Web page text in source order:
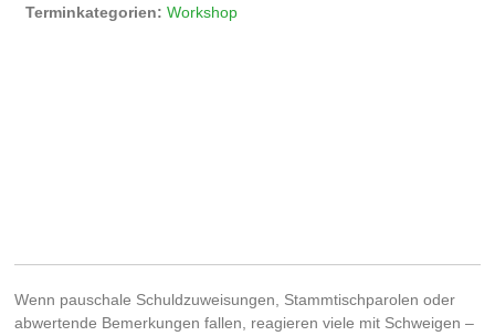
Terminkategorien: Workshop
Wenn pauschale Schuldzuweisungen, Stammtischparolen oder
abwertende Bemerkungen fallen, reagieren viele mit Schweigen –